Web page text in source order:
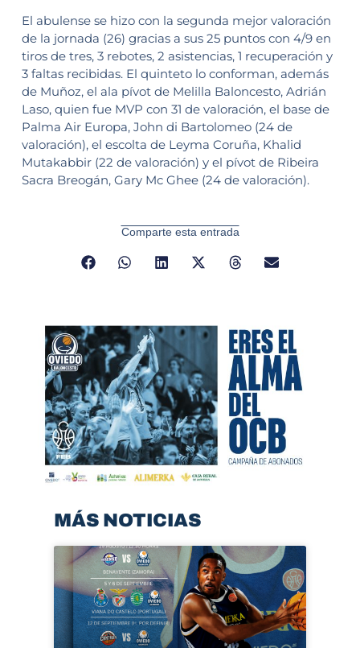
El abulense se hizo con la segunda mejor valoración
de la jornada (26) gracias a sus 25 puntos con 4/9 en
tiros de tres, 3 rebotes, 2 asistencias, 1 recuperación y
3 faltas recibidas. El quinteto lo conforman, además
de Muñoz, el ala pívot de Melilla Baloncesto, Adrián
Laso, quien fue MVP con 31 de valoración, el base de
Palma Air Europa, John di Bartolomeo (24 de
valoración), el escolta de Leyma Coruña, Khalid
Mutakabbir (22 de valoración) y el pívot de Ribeira
Sacra Breogán, Gary Mc Ghee (24 de valoración).
Comparte esta entrada
MÁS NOTICIAS